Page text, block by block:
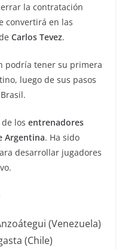
la contratación
convertirá en las
Carlos Tevez.
podría tener su primera
luego de sus pasos
los entrenadores
Argentina. Ha sido
desarrollar jugadores
(Venezuela)
(Chile)